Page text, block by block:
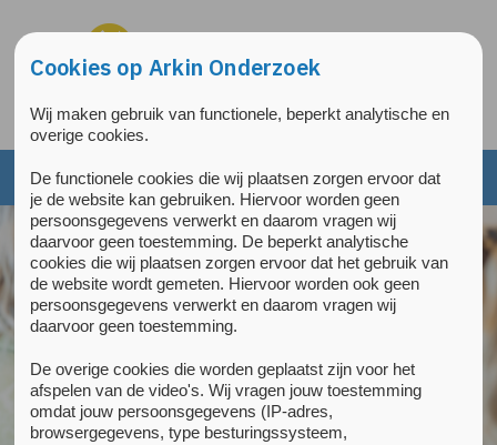
Cookies op Arkin Onderzoek
Wij maken gebruik van functionele, beperkt analytische en
overige cookies.
De functionele cookies die wij plaatsen zorgen ervoor dat
je de website kan gebruiken. Hiervoor worden geen
persoonsgegevens verwerkt en daarom vragen wij
daarvoor geen toestemming. De beperkt analytische
cookies die wij plaatsen zorgen ervoor dat het gebruik van
de website wordt gemeten. Hiervoor worden ook geen
persoonsgegevens verwerkt en daarom vragen wij
daarvoor geen toestemming.
De overige cookies die worden geplaatst zijn voor het
afspelen van de video's. Wij vragen jouw toestemming
omdat jouw persoonsgegevens (IP-adres,
browsergegevens, type besturingssysteem,